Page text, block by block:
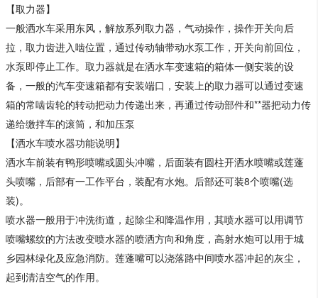
【取力器】
一般洒水车采用东风，解放系列取力器，气动操作，操作开关向后
拉，取力齿进入啮位置，通过传动轴带动水泵工作，开关向前回位，
水泵即停止工作。取力器就是在洒水车变速箱的箱体一侧安装的设
备，一般的汽车变速箱都有安装端口，安装上的取力器可以通过变速
箱的常啮齿轮的转动把动力传递出来，再通过传动部件和**器把动力传
递给缴拌车的滚筒，和加压泵
【洒水车喷水器功能说明】
洒水车前装有鸭形喷嘴或圆头冲嘴，后面装有圆柱开洒水喷嘴或莲蓬
头喷嘴，后部有一工作平台，装配有水炮。后部还可装8个喷嘴(选
装)。
喷水器一般用于冲洗街道，起除尘和降温作用，其喷水器可以用调节
喷嘴螺纹的方法改变喷水器的喷洒方向和角度，高射水炮可以用于城
乡园林绿化及应急消防。莲蓬嘴可以浇落路中间喷水器冲起的灰尘，
起到清洁空气的作用。